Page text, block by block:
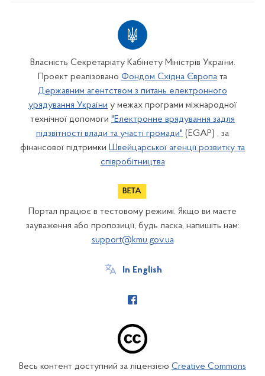
Власність Секретаріату Кабінету Міністрів України.
Проект реалізовано Фондом Східна Європа та
Державним агентством з питань електронного
урядування України у межах програми міжнародної
технічної допомоги "Електронне врядування задля
підзвітності влади та участі громади" (EGAP) , за
фінансової підтримки Швейцарської агенції розвитку та
співробітництва
Портал працює в тестовому режимі. Якщо ви маєте
зауваження або пропозиції, будь ласка, напишіть нам:
support@kmu.gov.ua
In English
Весь контент доступний за ліцензією Creative Commons